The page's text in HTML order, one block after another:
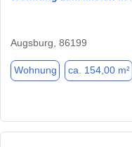
Augsburg, 86199
Wohnung ca. 154,00 m²